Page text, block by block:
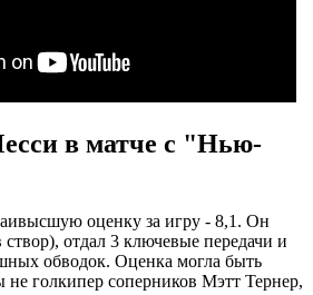
в матче с "Нью-
оценку за игру - 8,1. Он
створ), отдал 3 ключевые передачи и
обводок. Оценка могла быть
голкипер соперников Мэтт Тернер,